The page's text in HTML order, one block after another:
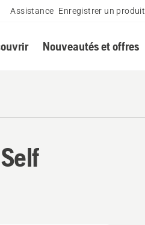
Assistance Enregistrer un produit
Nouveautés et offres